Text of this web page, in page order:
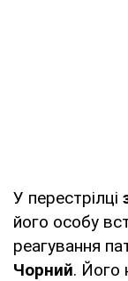
У перестрілці
його особу
реагування
Чорний. Його